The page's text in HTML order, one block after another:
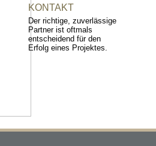
KONTAKT
Der richtige, zuverlässige
Partner ist oftmals
entscheidend für den
Erfolg eines Projektes.